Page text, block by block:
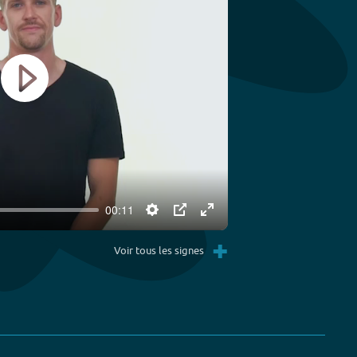
00:11
Settings
PIP Enter
fullscreen
Play
Voir tous les signes +